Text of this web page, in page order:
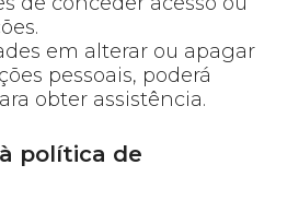
em alterar ou apagar
pessoais, poderá
obter assistência.
política de